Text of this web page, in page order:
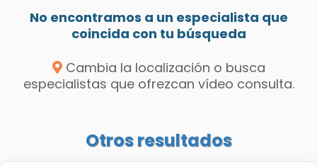
No encontramos a un especialista que
coincida con tu búsqueda
Cambia la localización o busca
especialistas que ofrezcan vídeo consulta.
Otros resultados